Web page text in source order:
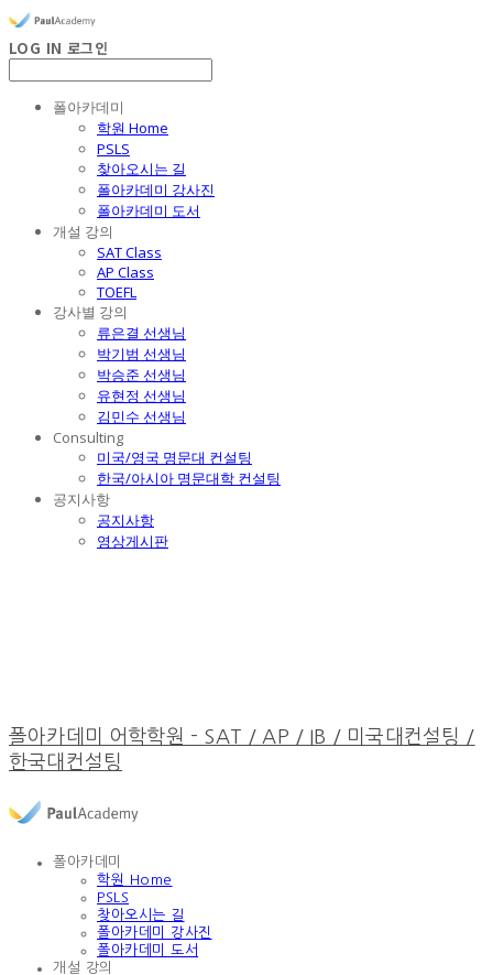
LOG IN 로그인
폴아카데미
학원 Home
PSLS
찾아오시는 길
폴아카데미 강사진
폴아카데미 도서
개설 강의
SAT Class
AP Class
TOEFL
강사별 강의
류은결 선생님
박기범 선생님
박승준 선생님
유현정 선생님
김민수 선생님
Consulting
미국/영국 명문대 컨설팅
한국/아시아 명문대학 컨설팅
공지사항
공지사항
영상게시판
폴아카데미 어학학원 - SAT / AP / IB / 미국대컨설팅 /
한국대컨설팅
폴아카데미
학원 Home
PSLS
찾아오시는 길
폴아카데미 강사진
폴아카데미 도서
개설 강의